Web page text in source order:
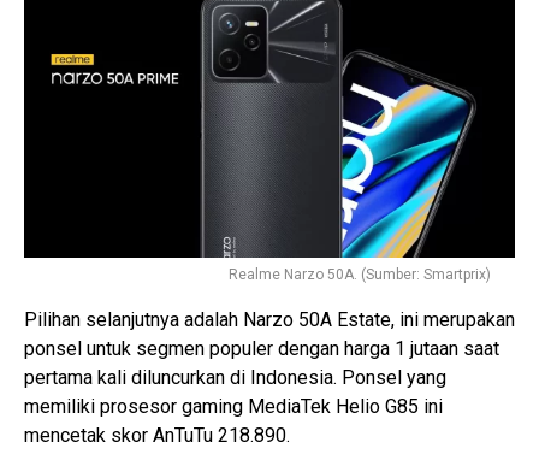
Realme Narzo 50A. (Sumber: Smartprix)
Pilihan selanjutnya adalah Narzo 50A Estate, ini merupakan
ponsel untuk segmen populer dengan harga 1 jutaan saat
pertama kali diluncurkan di Indonesia. Ponsel yang
memiliki prosesor gaming MediaTek Helio G85 ini
mencetak skor AnTuTu 218.890.